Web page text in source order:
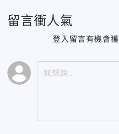
留言衝人氣
登入留言有機會獲